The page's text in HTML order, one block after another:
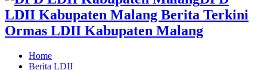
LDII Kabupaten Malang Berita Terkini
Ormas LDII Kabupaten Malang
Home
Berita LDII